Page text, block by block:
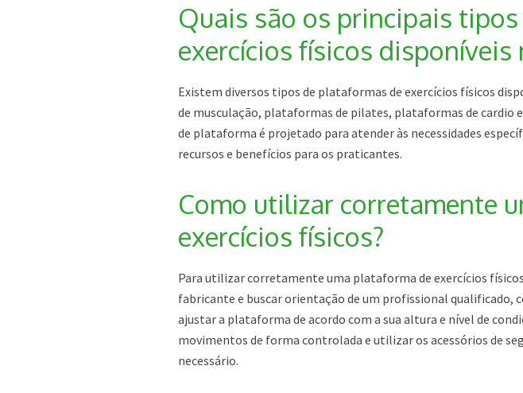
Quais são os principais
exercícios físicos disponíveis
Existem diversos tipos de plataformas de exercícios físicos
de musculação, plataformas de pilates, plataformas de
de plataforma é projetado para atender às necessidades
recursos e benefícios para os praticantes.
Como utilizar corretamente
exercícios físicos?
Para utilizar corretamente uma plataforma de exercícios
fabricante e buscar orientação de um profissional qualificado,
ajustar a plataforma de acordo com a sua altura e nível de
movimentos de forma controlada e utilizar os acessórios de
necessário.